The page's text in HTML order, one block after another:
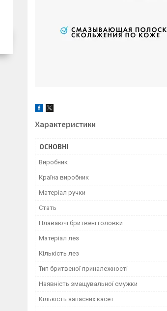
Характеристики
ОСНОВНІ
Виробник
Країна виробник
Матеріал ручки
Стать
Плаваючі бритвені головки
Матеріал лез
Кількість лез
Тип бритвеної приналежності
Наявність змащувальної смужки
Кількість запасних касет